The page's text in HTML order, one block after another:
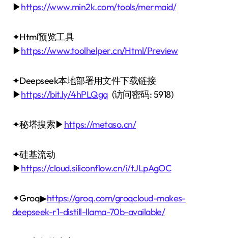
▶https://www.min2k.com/tools/mermaid/
✦Html预览工具
▶https://www.toolhelper.cn/Html/Preview
✦Deepseek本地部署用文件下载链接
▶https://bit.ly/4hPLQgq (访问密码: 5918)
✦秘塔搜索▶https://metaso.cn/
✦硅基流动
▶https://cloud.siliconflow.cn/i/tJLpAgOC
✦Groq▶https://groq.com/groqcloud-makes-
deepseek-r1-distill-llama-70b-available/